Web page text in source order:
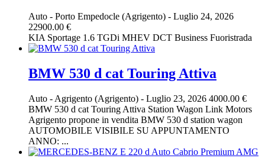
Auto - Porto Empedocle (Agrigento) - Luglio 24, 2026
22900.00 €
KIA Sportage 1.6 TGDi MHEV DCT Business Fuoristrada
BMW 530 d cat Touring Attiva
Auto - Agrigento (Agrigento) - Luglio 23, 2026 4000.00 €
BMW 530 d cat Touring Attiva Station Wagon Link Motors
Agrigento propone in vendita BMW 530 d station wagon
AUTOMOBILE VISIBILE SU APPUNTAMENTO
ANNO: ...